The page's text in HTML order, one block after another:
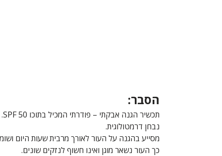
הסבר:
תכשיר הגנה אבקתי – פודרתי המכיל בתוכו SPF 50.
נבחן דרמטולוגית.
מסייע בהגנה על העור לאורך מרבית שעות היום
כך העור נשאר מוגן ואינו חשוף לנזקים שונים.